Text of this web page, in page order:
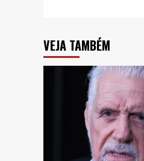
VEJA TAMBÉM